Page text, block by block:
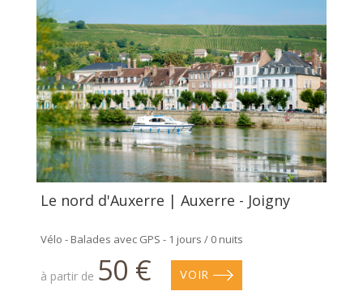
Le nord d'Auxerre | Auxerre - Joigny
Vélo - Balades avec GPS - 1 jours / 0 nuits
à partir de 50 € VOIR